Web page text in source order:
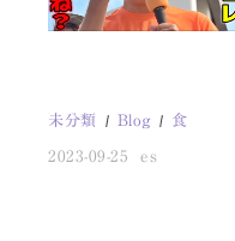
未分類 Blog 食
2023-09-25 es